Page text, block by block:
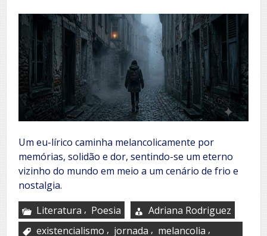
Um eu-lírico caminha melancolicamente por
memórias, solidão e dor, sentindo-se um eterno
vizinho do mundo em meio a um cenário de frio e
nostalgia.
Literatura , Poesia
Adriana Rodriguez
existencialismo , jornada , melancolia ,